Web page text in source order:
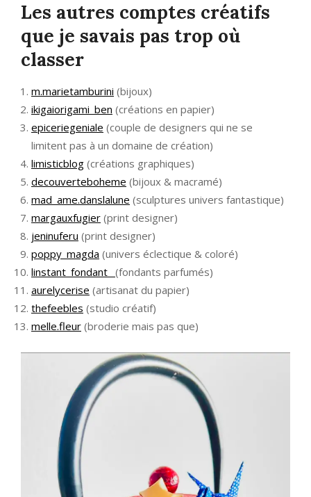
Les autres comptes créatifs
que je savais pas trop où
classer
m.marietamburini (bijoux)
ikigaiorigami_ben (créations en papier)
epiceriegeniale (couple de designers qui ne se
limitent pas à un domaine de création)
limisticblog (créations graphiques)
decouverteboheme (bijoux & macramé)
mad_ame.danslalune (sculptures univers fantastique)
margauxfugier (print designer)
jeninuferu (print designer)
poppy_magda (univers éclectique & coloré)
linstant_fondant_ (fondants parfumés)
aurelycerise (artisanat du papier)
thefeebles (studio créatif)
melle.fleur (broderie mais pas que)